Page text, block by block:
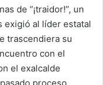
de “¡traidor!”, un
exigió al líder estatal
trascendiera su
con el
el exalcalde